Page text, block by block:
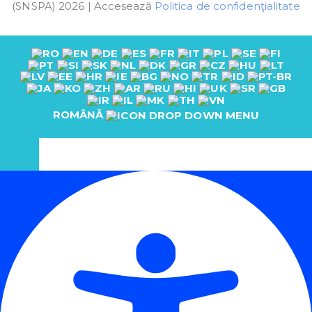
(SNSPA) 2026 | Accesează Politica de confidenţialitate
ROMÂNĂ